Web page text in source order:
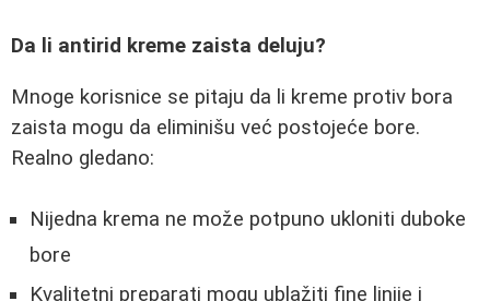
Da li antirid kreme zaista deluju?
Mnoge korisnice se pitaju da li kreme protiv bora
zaista mogu da eliminišu već postojeće bore.
Realno gledano:
Nijedna krema ne može potpuno ukloniti duboke
bore
Kvalitetni preparati mogu ublažiti fine linije i